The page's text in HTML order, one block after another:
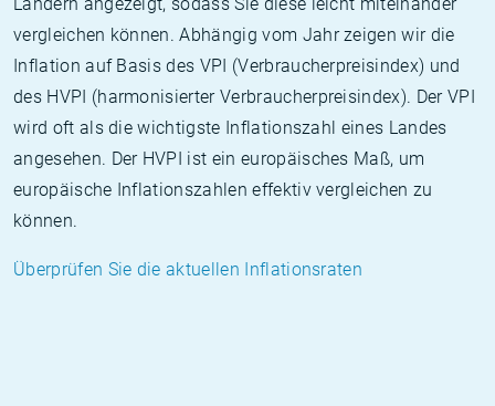
vergleichen können. Abhängig vom Jahr zeigen wir die
Inflation auf Basis des VPI (Verbraucherpreisindex) und
des HVPI (harmonisierter Verbraucherpreisindex). Der VPI
wird oft als die wichtigste Inflationszahl eines Landes
angesehen. Der HVPI ist ein europäisches Maß, um
europäische Inflationszahlen effektiv vergleichen zu
können.
Überprüfen Sie die aktuellen Inflationsraten